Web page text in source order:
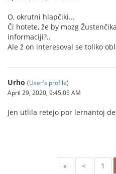
O, okrutni hlapčiki...
Či hotete, že by mozg
informaciji?..
Ale ž on interesoval se toliko
Urho (User's profile)
April 29, 2020, 9:45:05 AM
Jen utlila retejo por lernantoj
« < 1